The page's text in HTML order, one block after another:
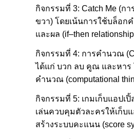
กิจกรรมที่ 3: Catch Me (
ขวา) โดยเน้นการใช้บล็อก
และผล (if–then
กิจกรรมที่ 4: การคำนวณ
ได้แก่ บวก ลบ คูณ และหาร
คำนวณ (computational
กิจกรรมที่ 5: เกมเก็บแอปเ
เล่นควบคุมตัวละครให้เก็บ
สร้างระบบคะแนน (score